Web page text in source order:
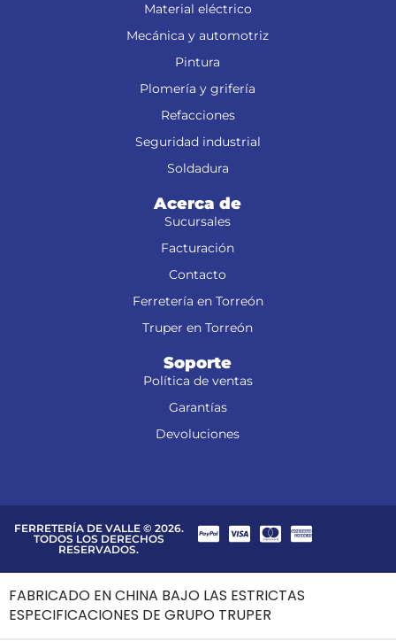
Material eléctrico
Mecánica y automotriz
Pintura
Plomería y grifería
Refacciones
Seguridad industrial
Soldadura
Acerca de
Sucursales
Facturación
Contacto
Ferretería en Torreón
Truper en Torreón
Soporte
Política de ventas
Garantías
Devoluciones
FERRETERÍA DE VALLE © 2026.
TODOS LOS DERECHOS
RESERVADOS.
FABRICADO EN CHINA BAJO LAS ESTRICTAS
ESPECIFICACIONES DE GRUPO TRUPER